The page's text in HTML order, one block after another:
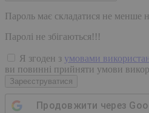
Пароль має складатися не менше
Паролі не збігаються!!!
Я згоден з умовами
ви повинні прийняти умови
Зареєструватися
Продовжити через